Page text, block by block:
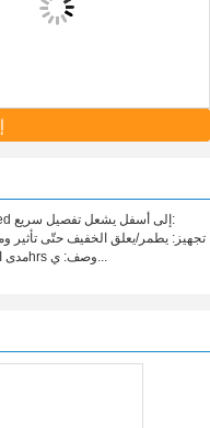
من منطقة مظلم فاعلية>85 LM/W مدى العمري: 45000hrs وصف: ي...